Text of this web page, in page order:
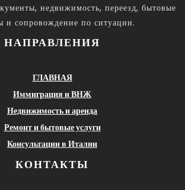
недвижимость, переезд, бытовые
и сопровождение по ситуации.
НАПРАВЛЕНИЯ
ГЛАВНАЯ
Иммиграция и ВНЖ
Недвижимость и аренда
Ремонт и бытовые услуги
Консультации в Италии
КОНТАКТЫ